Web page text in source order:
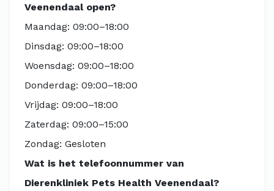
Veenendaal open?
Maandag: 09:00–18:00
Dinsdag: 09:00–18:00
Woensdag: 09:00–18:00
Donderdag: 09:00–18:00
Vrijdag: 09:00–18:00
Zaterdag: 09:00–15:00
Zondag: Gesloten
Wat is het telefoonnummer van
Dierenkliniek Pets Health Veenendaal?